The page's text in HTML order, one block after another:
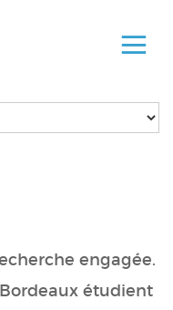
engagée.
étudient